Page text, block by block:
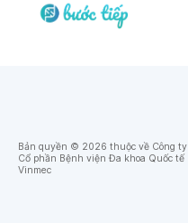
Bản quyền © 2026 thuộc về Công ty
Cổ phần Bệnh viện Đa khoa Quốc tế
Vinmec